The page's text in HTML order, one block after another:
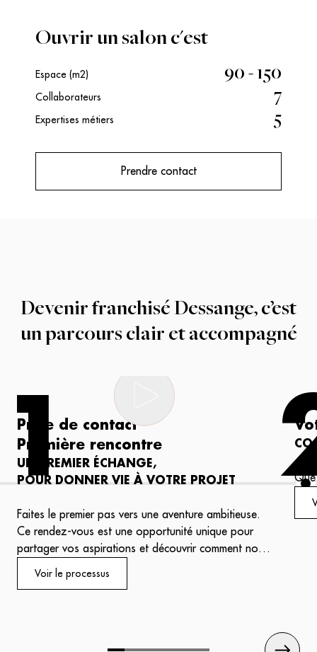
Ouvrir un salon c'est
Espace (m2) 90 - 150
Collaborateurs 7
Expertises métiers 5
Prendre contact
Devenir franchisé Dessange, c’est
un parcours clair et accompagné
1
Prise de contact
Première rencontre
UN PREMIER ÉCHANGE,
POUR DONNER VIE À VOTRE PROJET
Faites le premier pas vers une aventure ambitieuse.
Ce rendez-vous est une opportunité unique pour
partager vos aspirations et découvrir comment nous
pouvons les transformer en réalité.
Nos experts vous accueilleront avec écoute et
Voir le processus
Que